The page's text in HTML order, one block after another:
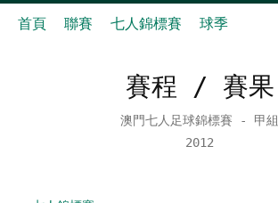
首頁 聯賽 七人錦標賽 球季
賽程 / 賽果
澳門七人足球錦標賽 - 甲組
2012